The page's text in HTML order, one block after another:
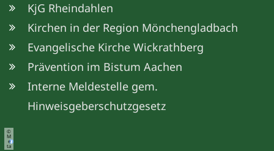
KjG Rheindahlen
Kirchen in der Region Mönchengladbach
Evangelische Kirche Wickrathberg
Prävention im Bistum Aachen
Interne Meldestelle gem.
Hinweisgeberschutzgesetz
©
M
e
ta